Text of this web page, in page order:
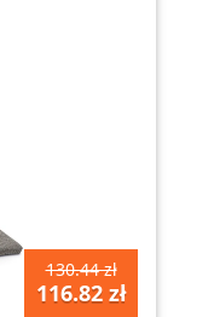
130.44 zł
116.82 zł